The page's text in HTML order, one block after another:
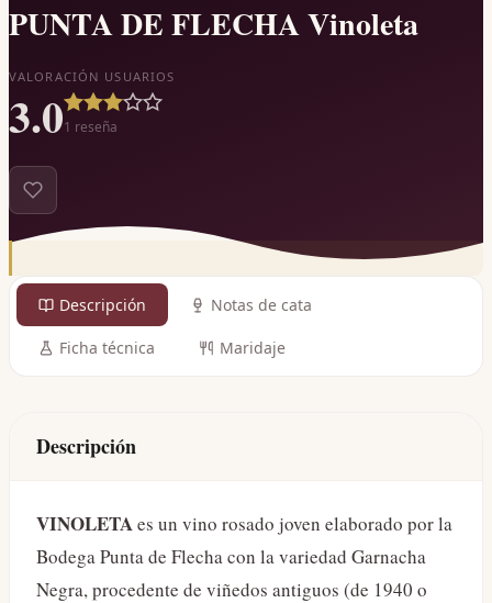
PUNTA DE FLECHA Vinoleta
VALORACIÓN USUARIOS
3.01 reseña
Descripción Notas de cata
Ficha técnica Maridaje
Descripción
VINOLETAes un vino rosado joven elaborado por la
Bodega Punta de Flecha con la variedad Garnacha
Negra, procedente de viñedos antiguos (de 1940 o